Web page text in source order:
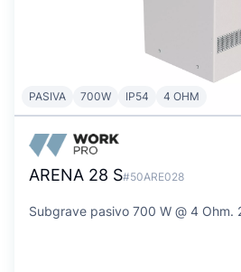
PASIVA 700W IP54 4 OHM
ARENA 28 S#50ARE028
Subgrave pasivo 700 W @ 4 Ohm.